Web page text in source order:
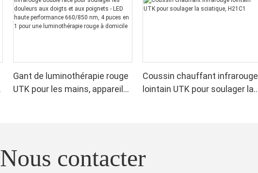
Gant de luminothérapie rouge
UTK pour les mains, appareil
performance 660/850 nm, 4
puces en 1 pour une
Coussin chauffant infrarouge
lointain UTK pour soulager la
Nous contacter